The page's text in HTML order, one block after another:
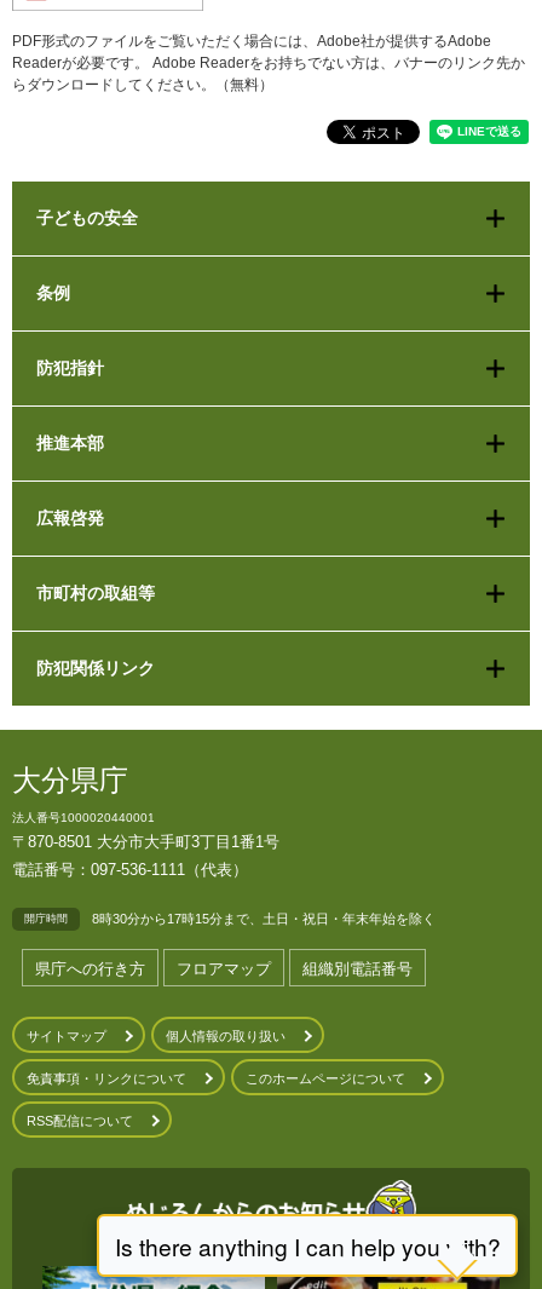
PDF形式のファイルをご覧いただく場合には、Adobe社が提供するAdobe
Readerが必要です。
Adobe Readerをお持ちでない方は、バナーのリンク先か
らダウンロードしてください。（無料）
子どもの安全
条例
防犯指針
推進本部
広報啓発
市町村の取組等
防犯関係リンク
大分県庁
法人番号1000020440001
〒870-8501 大分市大手町3丁目1番1号
電話番号：097-536-1111（代表）
開庁時間 8時30分から17時15分まで、土日・祝日・年末年始を除く
県庁への行き方 フロアマップ 組織別電話番号
サイトマップ 個人情報の取り扱い
免責事項・リンクについて このホームページについて
RSS配信について